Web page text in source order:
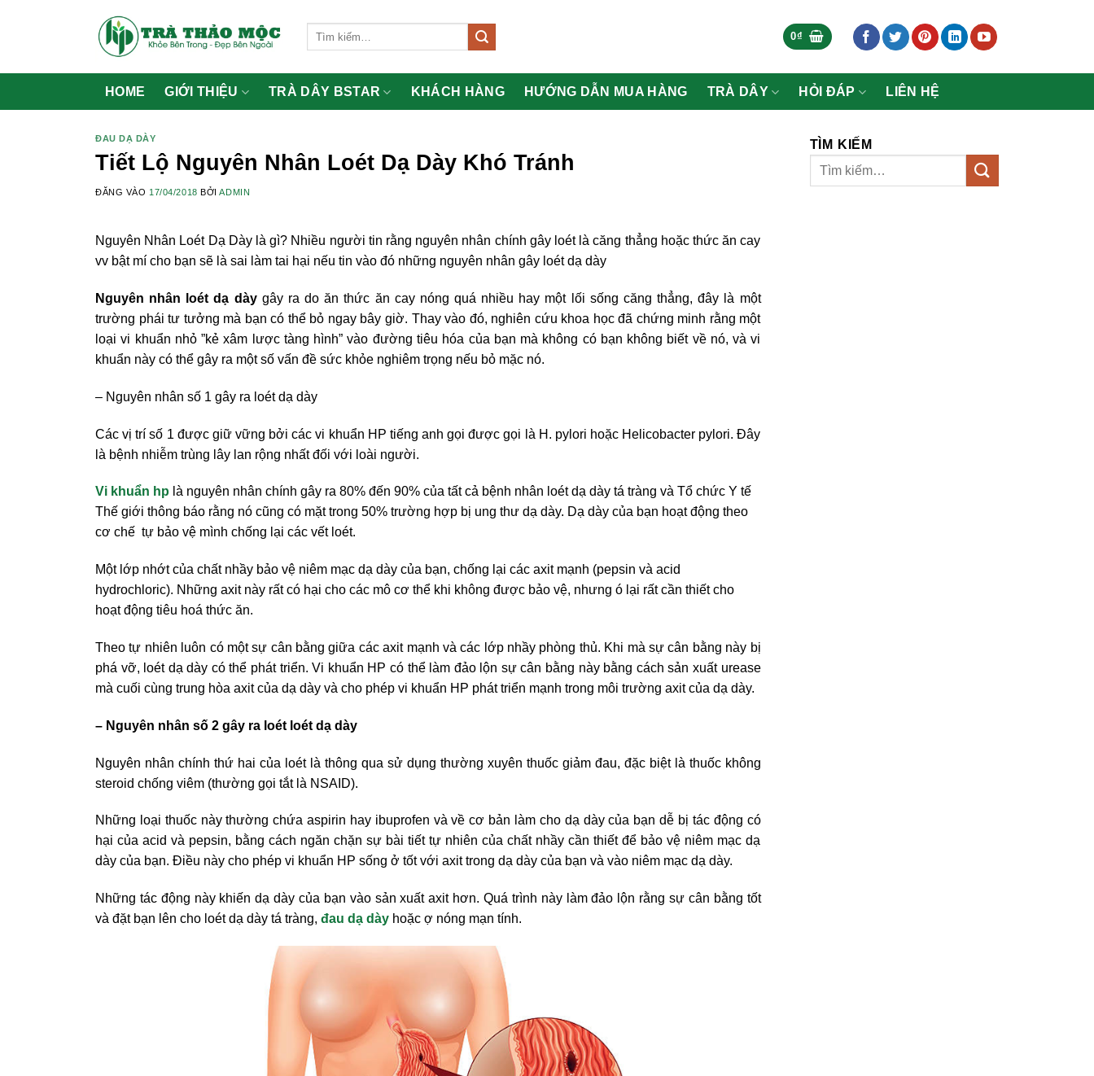
dung
0₫
HOME GIỚI THIỆU TRÀ DÂY BSTAR KHÁCH HÀNG HƯỚNG DẪN MUA HÀNG TRÀ DÂY HỎI ĐÁP LIÊN HỆ
ĐAU DẠ DÀY
Tiết Lộ Nguyên Nhân Loét Dạ Dày Khó Tránh
ĐĂNG VÀO 17/04/2018 BỞIADMIN
Nguyên Nhân Loét Dạ Dày là gì? Nhiều người tin rằng nguyên nhân chính gây loét là căng thẳng hoặc thức ăn cay
vv bật mí cho bạn sẽ là sai làm tai hại nếu tin vào đó những nguyên nhân gây loét dạ dày
Nguyên nhân loét dạ dàygây ra do ăn thức ăn cay nóng quá nhiều hay một lối sống căng thẳng, đây là một
trường phái tư tưởng mà bạn có thể bỏ ngay bây giờ. Thay vào đó, nghiên cứu khoa học đã chứng minh rằng một
loại vi khuẩn nhỏ ”kẻ xâm lược tàng hình” vào đường tiêu hóa của bạn mà không có bạn không biết về nó, và vi
khuẩn này có thể gây ra một số vấn đề sức khỏe nghiêm trọng nếu bỏ mặc nó.
– Nguyên nhân số 1 gây ra loét dạ dày
Các vị trí số 1 được giữ vững bởi các vi khuẩn HP tiếng anh gọi được gọi là H. pylori hoặc Helicobacter pylori. Đây
là bệnh nhiễm trùng lây lan rộng nhất đối với loài người.
Vi khuẩn hp là nguyên nhân chính gây ra 80% đến 90% của tất cả bệnh nhân loét dạ dày tá tràng và Tổ chức Y tế
Thế giới thông báo rằng nó cũng có mặt trong 50% trường hợp bị ung thư dạ dày. Dạ dày của bạn hoạt động theo
cơ chế tự bảo vệ mình chống lại các vết loét.
Một lớp nhớt của chất nhầy bảo vệ niêm mạc dạ dày của bạn, chống lại các axit mạnh (pepsin và acid
hydrochloric). Những axit này rất có hại cho các mô cơ thể khi không được bảo vệ, nhưng ó lại rất cần thiết cho
hoạt động tiêu hoá thức ăn.
Theo tự nhiên luôn có một sự cân bằng giữa các axit mạnh và các lớp nhầy phòng thủ. Khi mà sự cân bằng này bị
phá vỡ, loét dạ dày có thể phát triển. Vi khuẩn HP có thể làm đảo lộn sự cân bằng này bằng cách sản xuất urease
mà cuối cùng trung hòa axit của dạ dày và cho phép vi khuẩn HP phát triển mạnh trong môi trường axit của dạ dày.
– Nguyên nhân số 2 gây ra loét loét dạ dày
Nguyên nhân chính thứ hai của loét là thông qua sử dụng thường xuyên thuốc giảm đau, đặc biệt là thuốc không
steroid chống viêm (thường gọi tắt là NSAID).
Những loại thuốc này thường chứa aspirin hay ibuprofen và về cơ bản làm cho dạ dày của bạn dễ bị tác động có
hại của acid và pepsin, bằng cách ngăn chặn sự bài tiết tự nhiên của chất nhầy cần thiết để bảo vệ niêm mạc dạ
dày của bạn. Điều này cho phép vi khuẩn HP sống ở tốt với axit trong dạ dày của bạn và vào niêm mạc dạ dày.
Những tác động này khiến dạ dày của bạn vào sản xuất axit hơn. Quá trình này làm đảo lộn rằng sự cân bằng tốt
và đặt bạn lên cho loét dạ dày tá tràng, đau dạ dày hoặc ợ nóng mạn tính.
TÌM KIẾM